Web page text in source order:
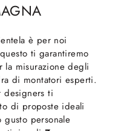
è per noi
ti garantiremo
la misurazione degli
di montatori esperti.
ti
di proposte ideali
personale